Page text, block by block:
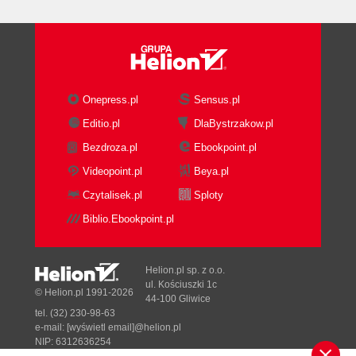
Podstawy - powtórka (99)
Dopisywanie informacji (101)
Odczytywanie informacji (102)
Poprawianie informacji (103)
Usuwanie informacji (103)
Odpytywanie wielu tabel (104)
Złączenia wewnętrzne (104)
Złączenia zewnętrzne (107)
Włączanie przeszukiwania tekstu (113)
Tworzenie zapytań z przeszukiwaniem tekstu
(114)
Ograniczenia (115)
Tabele InnoDB (115)
Onepress.pl
Sensus.pl
Editio.pl
DlaBystrzakow.pl
Bezdroza.pl
Ebookpoint.pl
Videopoint.pl
Beya.pl
Czytalisek.pl
Sploty
Biblio.Ebookpoint.pl
© Helion.pl 1991-2026
Helion.pl sp. z o.o.
ul. Kościuszki 1c
44-100 Gliwice
tel. (32) 230-98-63
e-mail: [wyświetl email]@helion.pl
NIP: 6312636254